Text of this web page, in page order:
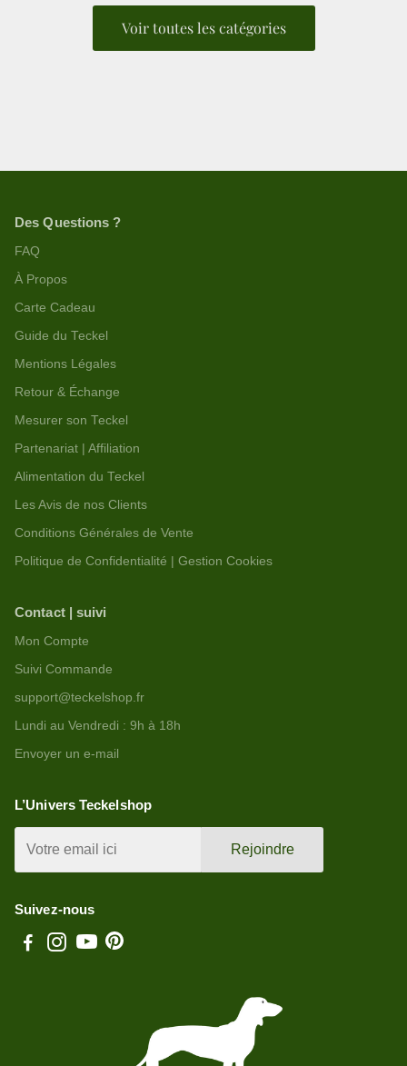
Voir toutes les catégories
Des Questions ?
FAQ
À Propos
Carte Cadeau
Guide du Teckel
Mentions Légales
Retour & Échange
Mesurer son Teckel
Partenariat | Affiliation
Alimentation du Teckel
Les Avis de nos Clients
Conditions Générales de Vente
Politique de Confidentialité | Gestion Cookies
Contact | suivi
Mon Compte
Suivi Commande
support@teckelshop.fr
Lundi au Vendredi : 9h à 18h
Envoyer un e-mail
L’Univers Teckelshop
Rejoindre
Suivez-nous